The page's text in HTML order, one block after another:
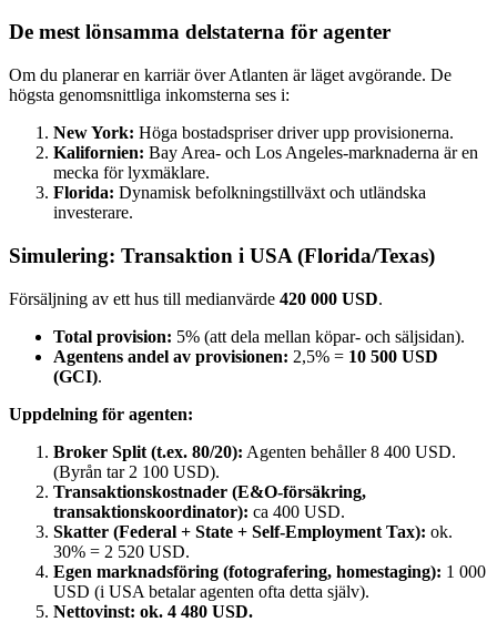
De mest lönsamma delstaterna för agenter
Om du planerar en karriär över Atlanten är läget avgörande. De
högsta genomsnittliga inkomsterna ses i:
New York: Höga bostadspriser driver upp provisionerna.
Kalifornien: Bay Area- och Los Angeles-marknaderna är en
mecka för lyxmäklare.
Florida: Dynamisk befolkningstillväxt och utländska
investerare.
Simulering: Transaktion i USA (Florida/Texas)
Försäljning av ett hus till medianvärde 420 000 USD.
Total provision: 5% (att dela mellan köpar- och säljsidan).
Agentens andel av provisionen: 2,5% = 10 500 USD
(GCI).
Uppdelning för agenten:
Broker Split (t.ex. 80/20): Agenten behåller 8 400 USD.
(Byrån tar 2 100 USD).
Transaktionskostnader (E&O-försäkring,
transaktionskoordinator): ca 400 USD.
Skatter (Federal + State + Self-Employment Tax): ok.
30% = 2 520 USD.
Egen marknadsföring (fotografering, homestaging): 1 000
USD (i USA betalar agenten ofta detta själv).
Nettovinst: ok. 4 480 USD.